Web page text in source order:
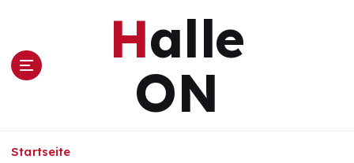
Halle
ON
Startseite